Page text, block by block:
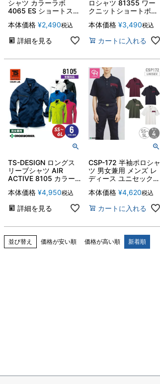
シャツ カラーラボ
4065 ES ショートスリ
作業服 制服 ユニフォ
本体価格 ¥2,490税込
詳細を見る
ロシャツ 81355 ワー
クニットショートポロ
女兼用 メンズ レディ
ース【年間】 作業着
作業服 藤和
本体価格 ¥3,490税込
カートに入れる
TS-DESIGN ロングス
リーブシャツ AIR
ACTIVE 8105 カラー
兼用】【年間】 作業着
本体価格 ¥4,950税込
詳細を見る
CSP-172 半袖ポロシャ
ツ 男女兼用 メンズ レ
ディース ユニセックス
ープ キャリーン
CAREAN 物流 輸送 運
送 清掃 スタッフ 制服
作業服 おしゃれ
本体価格 ¥4,620税込
カートに入れる
並び替え 価格が安い順 価格が高い順 新着順